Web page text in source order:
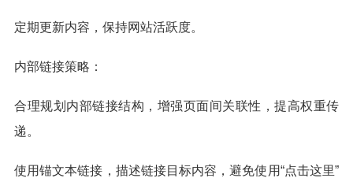
定期更新内容，保持网站活跃度。
内部链接策略：
合理规划内部链接结构，增强页面间关联性，提高权重传
递。
使用锚文本链接，描述链接目标内容，避免使用“点击这里”